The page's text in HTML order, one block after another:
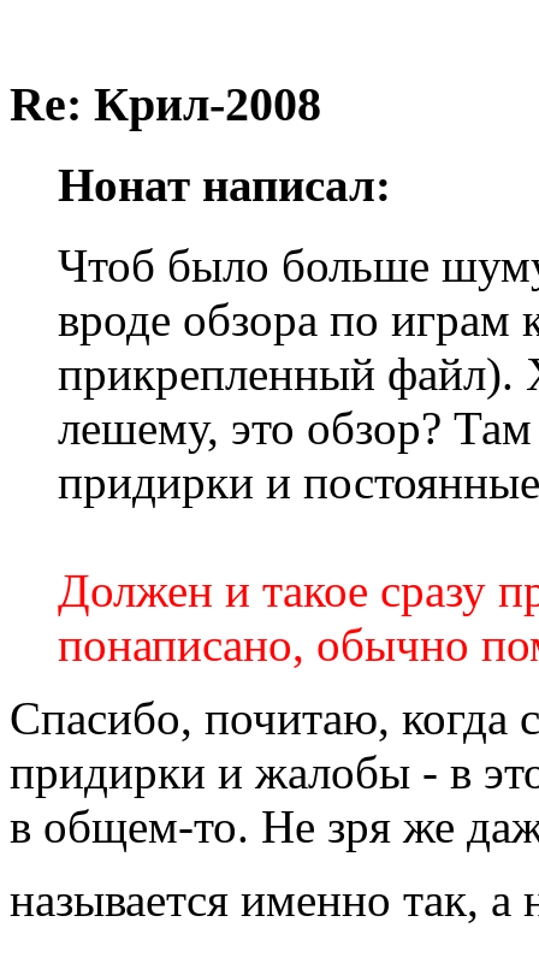
Re: Крил-2008
Нонат написал:
Чтоб было больше
вроде обзора по играм
прикрепленный файл).
лешему, это обзор?
придирки и
Должен и такое сразу
понаписано, обычно
Спасибо, почитаю, когда
придирки и жалобы - в
в общем-то. Не зря же
называется именно так, а